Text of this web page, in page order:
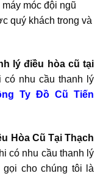
móc đội ngũ
quý khách trong và
lý điều hòa cũ tại
có nhu cầu thanh lý
Ty Đồ Cũ Tiến
Hòa Cũ Tại Thạch
có nhu cầu thanh lý
cho chúng tôi là